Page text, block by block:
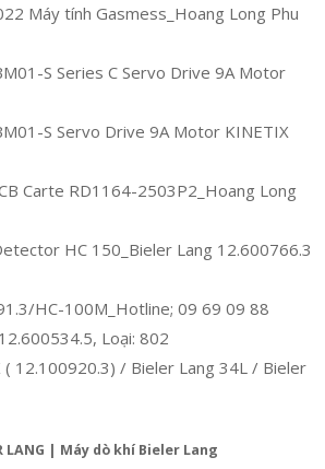
Máy tính Gasmess_Hoang Long Phu
S Series C Servo Drive 9A Motor
S Servo Drive 9A Motor KINETIX
Carte RD1164-2503P2_Hoang Long
HC 150_Bieler Lang 12.600766.3
HC-100M_Hotline; 09 69 09 88
Loại: 802
( 12.100920.3) / Bieler Lang 34L / Bieler
LANG | Máy dò khí Bieler Lang